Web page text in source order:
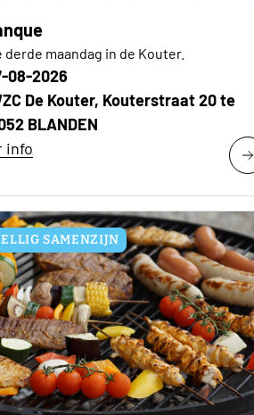
derde maandag in de Kouter.
08-2026
De Kouter, Kouterstraat 20 te
BLANDEN
info
SAMENZIJN